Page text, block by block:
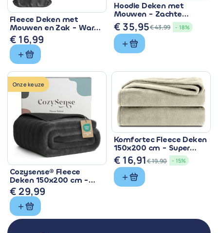
Fleece Deken met
Mouwen en Zak - Warm
& Zacht 200x150 cm
€ 16,99
Hoodie Deken met
Mouwen - Zachte
Sherpa Fleece 150 cm
€43,99
Oorspronkelijke
prijs
€ 43,99.
€ 35,95
Huidige
prijs
€ 35,95.
- 18%
Onze keuze
Cozysense® Fleece
Deken 150x200 cm -
Zachte, Dubbelzijdige
Warmte
€ 29,99
Komfortec Fleece Deken
150x200 cm - Super
Zacht & Warm
€19,90
Oorspronkelijke
prijs
€ 16,91
Huidige
prijs
- 15%